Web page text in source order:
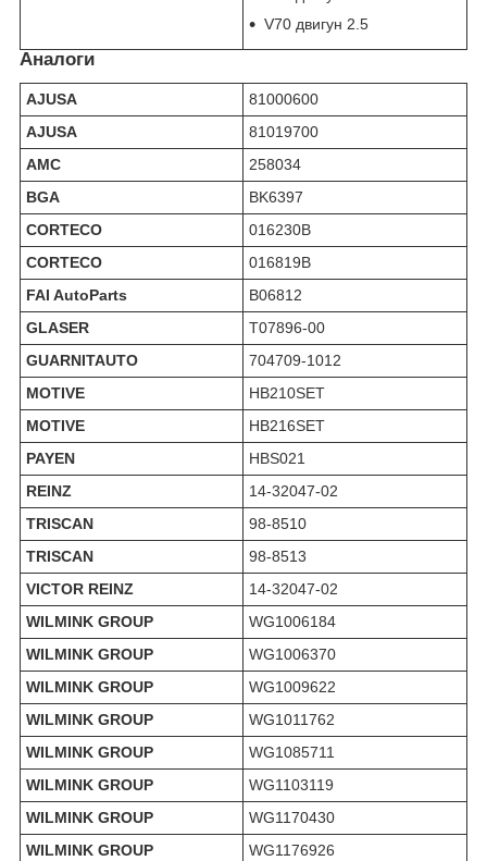
V70 двигун 2.5
Аналоги
AJUSA
81000600
AJUSA
81019700
AMC
258034
BGA
BK6397
CORTECO
016230B
CORTECO
016819B
FAI AutoParts
B06812
GLASER
T07896-00
GUARNITAUTO
704709-1012
MOTIVE
HB210SET
MOTIVE
HB216SET
PAYEN
HBS021
REINZ
14-32047-02
TRISCAN
98-8510
TRISCAN
98-8513
VICTOR REINZ
14-32047-02
WILMINK GROUP
WG1006184
WILMINK GROUP
WG1006370
WILMINK GROUP
WG1009622
WILMINK GROUP
WG1011762
WILMINK GROUP
WG1085711
WILMINK GROUP
WG1103119
WILMINK GROUP
WG1170430
WILMINK GROUP
WG1176926